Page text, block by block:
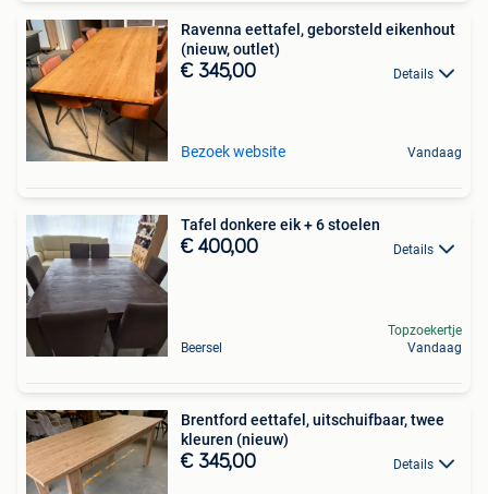
Ravenna eettafel, geborsteld eikenhout
(nieuw, outlet)
€ 345,00 Details
Bezoek website Vandaag
Tafel donkere eik + 6 stoelen
€ 400,00 Details
Beersel
Topzoekertje
Vandaag
Brentford eettafel, uitschuifbaar, twee
kleuren (nieuw)
€ 345,00 Details